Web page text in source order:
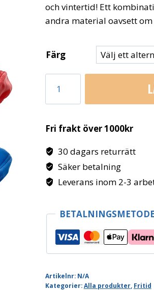
och vintertid! Ett
andra material oavsett
Färg
Cykelsadelvärmeskydd
mängd
Fri frakt över 1000kr
30 dagars returrätt
Säker betalning
Leverans inom 2-3
Artikelnr: N/A
Kategorier:Alla produkter, Fritid